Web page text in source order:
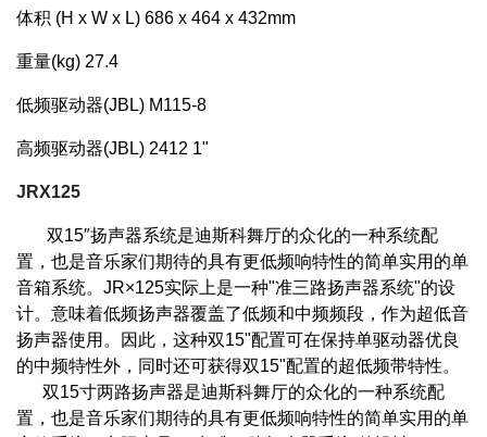
体积 (H x W x L) 686 x 464 x 432mm
重量(kg) 27.4
低频驱动器(JBL) M115-8
高频驱动器(JBL) 2412 1"
JRX125
双15″扬声器系统是迪斯科舞厅的众化的一种系统配
置，也是音乐家们期待的具有更低频响特性的简单实用的单
音箱系统。JR×125实际上是一种"准三路扬声器系统"的设
计。意味着低频扬声器覆盖了低频和中频频段，作为超低音
扬声器使用。因此，这种双15"配置可在保持单驱动器优良
的中频特性外，同时还可获得双15"配置的超低频带特性。
双15寸两路扬声器是迪斯科舞厅的众化的一种系统配
置，也是音乐家们期待的具有更低频响特性的简单实用的单